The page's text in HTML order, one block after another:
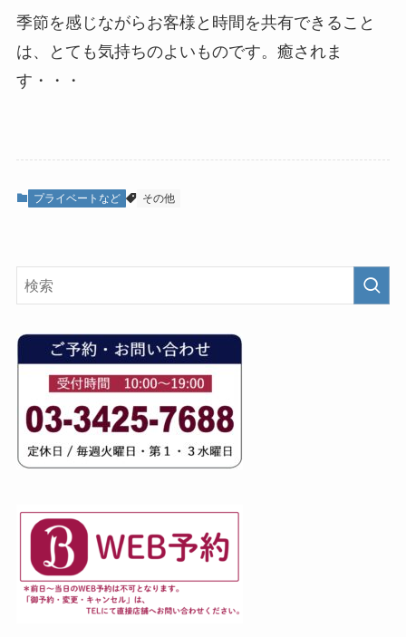
季節を感じながらお客様と時間を共有できること
は、とても気持ちのよいものです。癒されま
す・・・
プライベートなど その他